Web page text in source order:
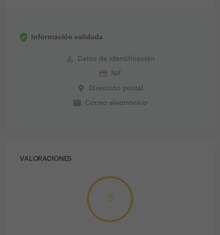
Información validada
perm_identity Datos de identificación
credit_card NIF
place Dirección postal
email Correo electrónico
VALORACIONES
5